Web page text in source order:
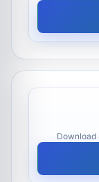
Download